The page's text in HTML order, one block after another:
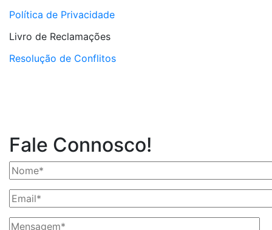
Política de Privacidade
Livro de Reclamações
Resolução de Conflitos
Fale Connosco!